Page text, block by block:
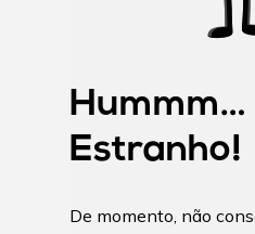
Hummm…
Estranho!
De momento, não